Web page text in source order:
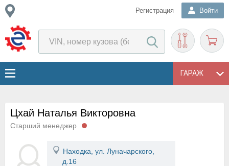
Регистрация Войти
ГАРАЖ
Цхай Наталья Викторовна
Старший менеджер
Находка, ул. Луначарского,
д.16